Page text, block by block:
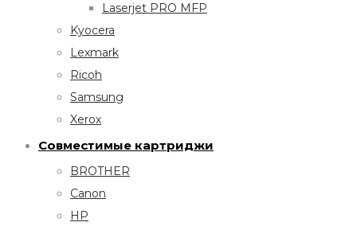
Laserjet PRO MFP
Kyocera
Lexmark
Ricoh
Samsung
Xerox
Совместимые картриджи
BROTHER
Canon
HP